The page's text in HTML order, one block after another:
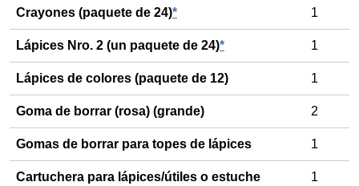
Crayones (paquete de 24)* 1
Lápices Nro. 2 (un paquete de 24)* 1
Lápices de colores (paquete de 12) 1
Goma de borrar (rosa) (grande) 2
Gomas de borrar para topes de lápices 1
Cartuchera para lápices/útiles o estuche
1